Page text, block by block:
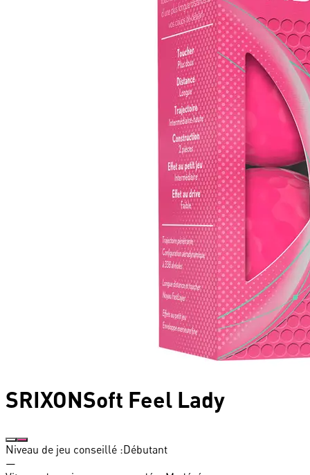
SRIXONSoft Feel Lady
Niveau de jeu conseillé :Débutant
—